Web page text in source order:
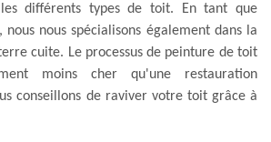
différents types de toit. En tant que
nous spécialisons également dans la
cuite. Le processus de peinture de toit
moins cher qu'une restauration
conseillons de raviver votre toit grâce à